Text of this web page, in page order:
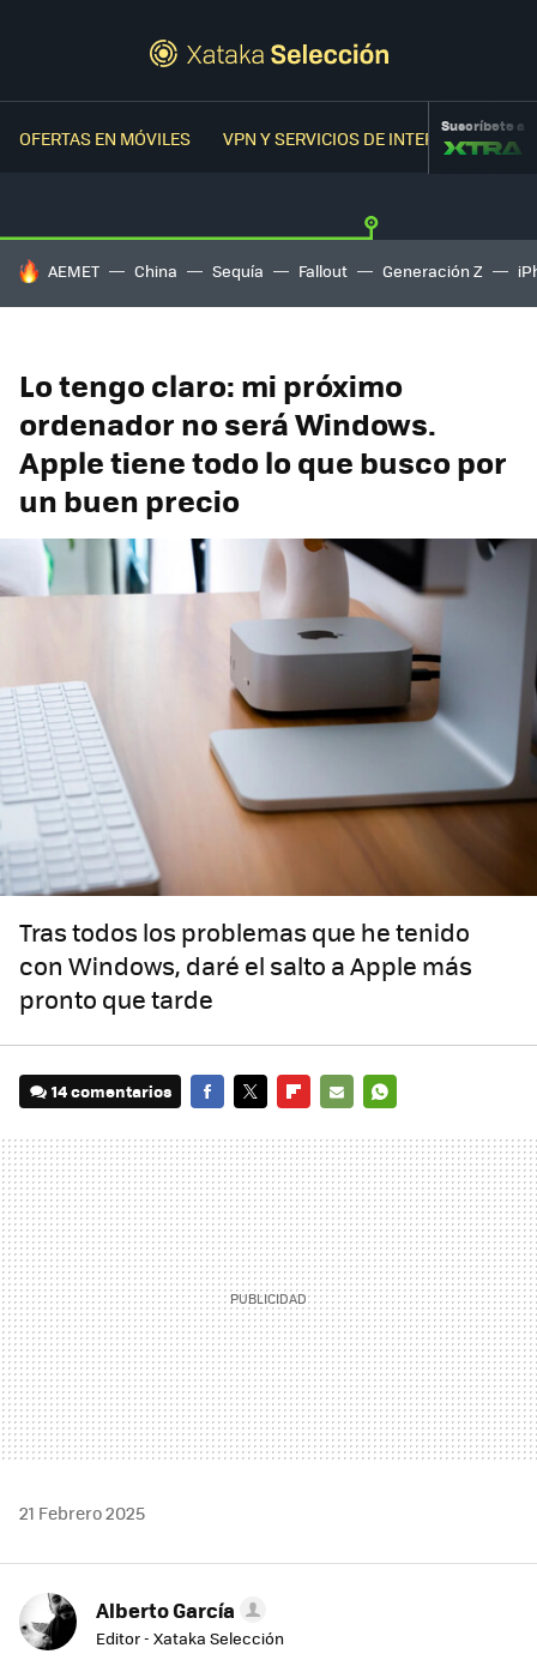
OFERTAS EN MÓVILES VPN Y SERVICIOS DE INTERNETSuscríbete a
HOY SE HABLA DE
AEMET China Sequía Fallout Generación Z
Lo tengo claro: mi próximo
ordenador no será Windows.
Apple tiene todo lo que busco por
un buen precio
Tras todos los problemas que he tenido
con Windows, daré el salto a Apple más
pronto que tarde
14 comentarios
MAIL
21 Febrero 2025
Alberto García
Editor - Xataka Selección